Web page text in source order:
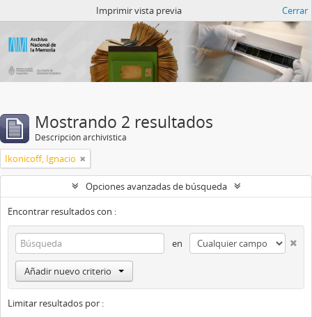
Imprimir vista previa Cerrar
Mostrando 2 resultados
Descripción archivística
Ikonicoff, Ignacio
Opciones avanzadas de búsqueda
Encontrar resultados con :
en
Añadir nuevo criterio
Limitar resultados por :